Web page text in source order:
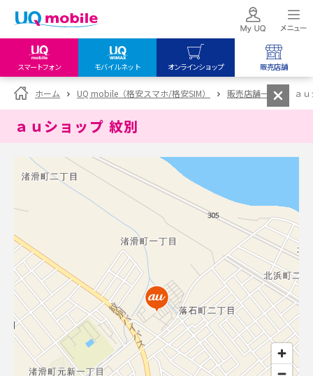
スマートフォン モバイルネット オンラインショップ 販売店舗
my UQ WiMAX
UQ WiMAX ご契約の方
My UQ mobile
UQ mobile
データチャージサイト
UQ mobile
オンラインショップ
UQ WiMAX
UQ mobile
販売店舗
UQ WiMAX
ホーム UQ mobile（格安スマホ/格安SIM） 販売店舗一覧 ａ
ａｕショップ 紋別